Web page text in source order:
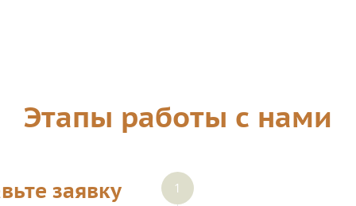
Этапы работы с нами
заявку